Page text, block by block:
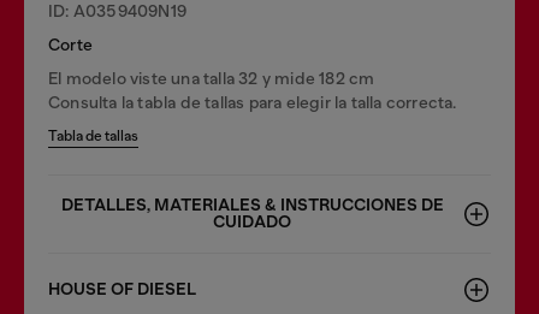
ID: A0359409N19
Corte
El modelo viste una talla 32 y mide 182 cm
Consulta la tabla de tallas para elegir la talla correcta.
Tabla de tallas
DETALLES, MATERIALES & INSTRUCCIONES DE
CUIDADO
HOUSE OF DIESEL